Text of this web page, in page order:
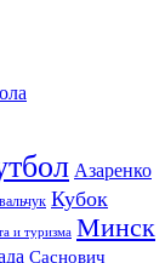
Азаренко
Кубок
и туризма Минск
Саснович